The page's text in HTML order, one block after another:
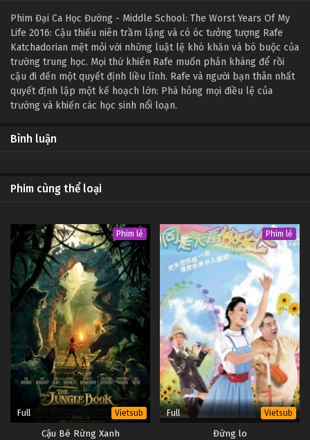
Phim Đại Ca Học Đường - Middle School: The Worst Years Of My
Life 2016: Cậu thiếu niên trầm lặng và có óc tưởng tượng Rafe
Katchadorian mệt mỏi với những luật lệ khó khăn và bó buộc của
trường trung học. Mọi thứ khiến Rafe muốn phản kháng để rồi
cậu đi đến một quyết định liều lĩnh. Rafe và người bạn thân nhất
quyết định lập một kế hoạch lớn: Phá hỏng mọi điều lệ của
trường và khiến các học sinh nổi loạn.
Bình luận
Phim cùng thể loại
Phim lẻ
Full Vietsub
Cậu Bé Rừng Xanh
Phim lẻ
Full Vietsub
Đừng lo